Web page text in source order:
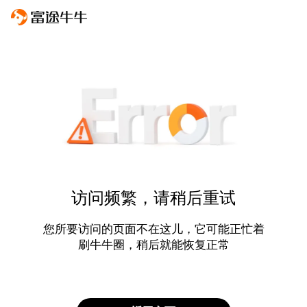
访问频繁，请稍后重试
您所要访问的页面不在这儿，它可能正忙着
刷牛牛圈，稍后就能恢复正常